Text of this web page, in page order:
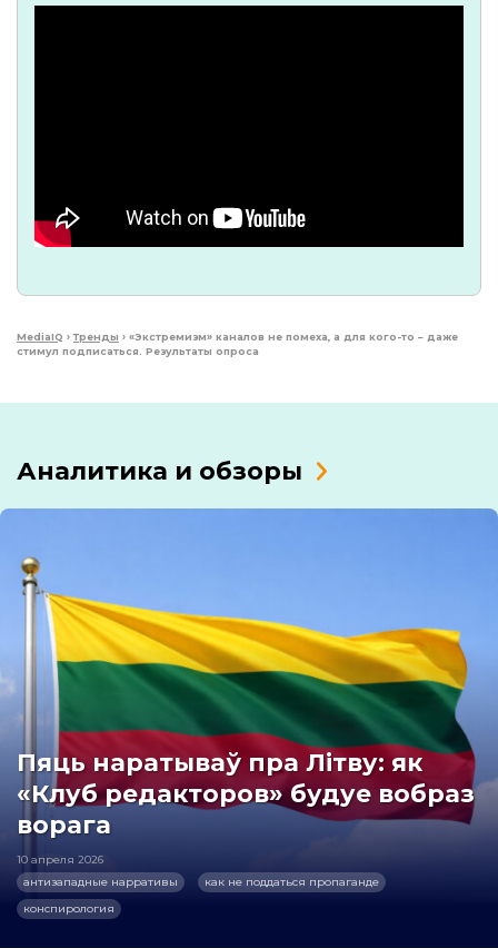
MediaIQ ›Тренды › «Экстремизм» каналов не помеха, а для кого-то – даже
стимул подписаться. Результаты опроса
Аналитика и обзоры
Пяць наратываў пра Літву: як
«Клуб редакторов» будуе вобраз
ворага
10 апреля 2026
антизападные нарративы
как не поддаться пропаганде
конспирология